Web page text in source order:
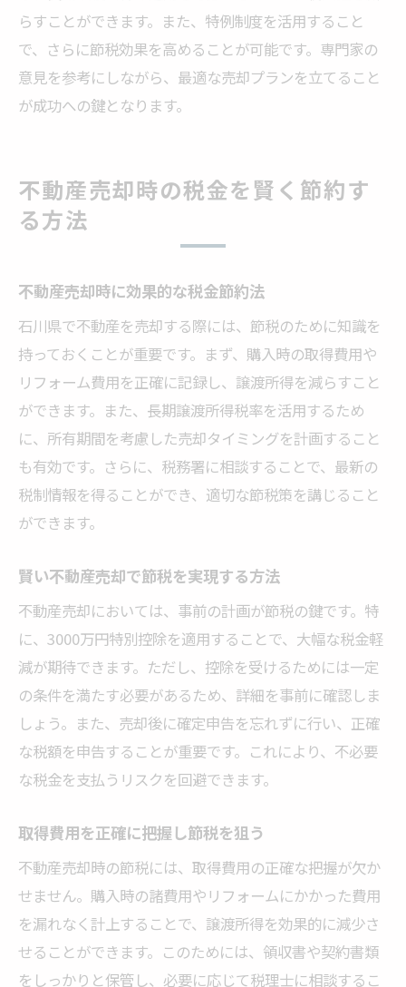
らすことができます。また、特例制度を活用すること
で、さらに節税効果を高めることが可能です。専門家の
意見を参考にしながら、最適な売却プランを立てること
が成功への鍵となります。
不動産売却時の税金を賢く節約す
る方法
不動産売却時に効果的な税金節約法
石川県で不動産を売却する際には、節税のために知識を
持っておくことが重要です。まず、購入時の取得費用や
リフォーム費用を正確に記録し、譲渡所得を減らすこと
ができます。また、長期譲渡所得税率を活用するため
に、所有期間を考慮した売却タイミングを計画すること
も有効です。さらに、税務署に相談することで、最新の
税制情報を得ることができ、適切な節税策を講じること
ができます。
賢い不動産売却で節税を実現する方法
不動産売却においては、事前の計画が節税の鍵です。特
に、3000万円特別控除を適用することで、大幅な税金軽
減が期待できます。ただし、控除を受けるためには一定
の条件を満たす必要があるため、詳細を事前に確認しま
しょう。また、売却後に確定申告を忘れずに行い、正確
な税額を申告することが重要です。これにより、不必要
な税金を支払うリスクを回避できます。
取得費用を正確に把握し節税を狙う
不動産売却時の節税には、取得費用の正確な把握が欠か
せません。購入時の諸費用やリフォームにかかった費用
を漏れなく計上することで、譲渡所得を効果的に減少さ
せることができます。このためには、領収書や契約書類
をしっかりと保管し、必要に応じて税理士に相談するこ